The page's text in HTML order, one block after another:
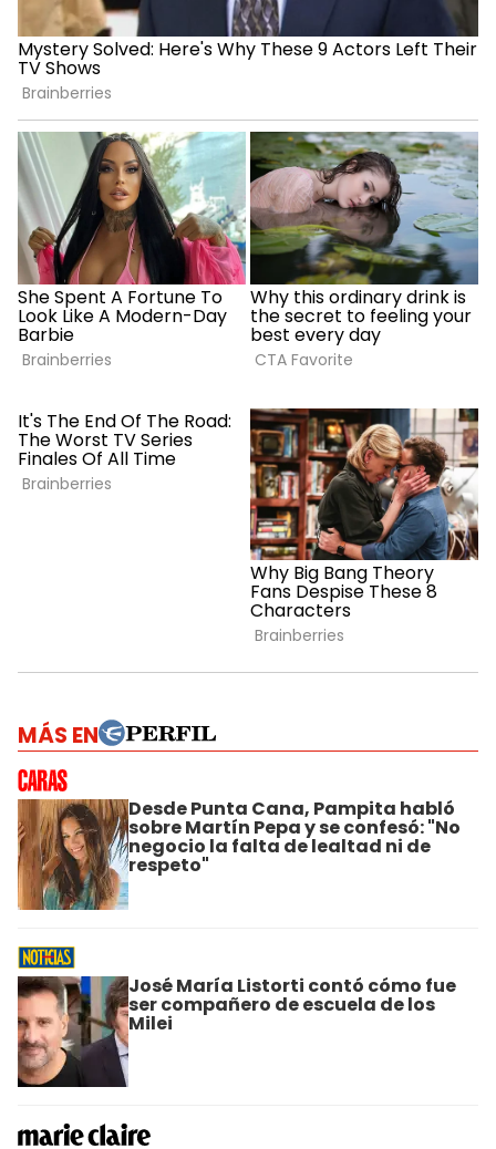
MÁS EN
Desde Punta Cana, Pampita habló
sobre Martín Pepa y se confesó: "No
negocio la falta de lealtad ni de
respeto"
José María Listorti contó cómo fue
ser compañero de escuela de los
Milei